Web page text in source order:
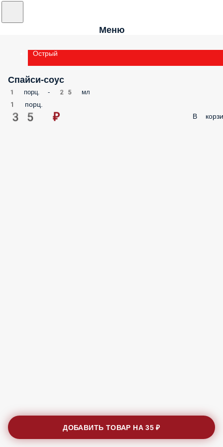
Меню
Острый
Спайси-соус
1 порц. - 25 мл
1 порц.
35 ₽ В
ДОБАВИТЬ ТОВАР НА35 ₽